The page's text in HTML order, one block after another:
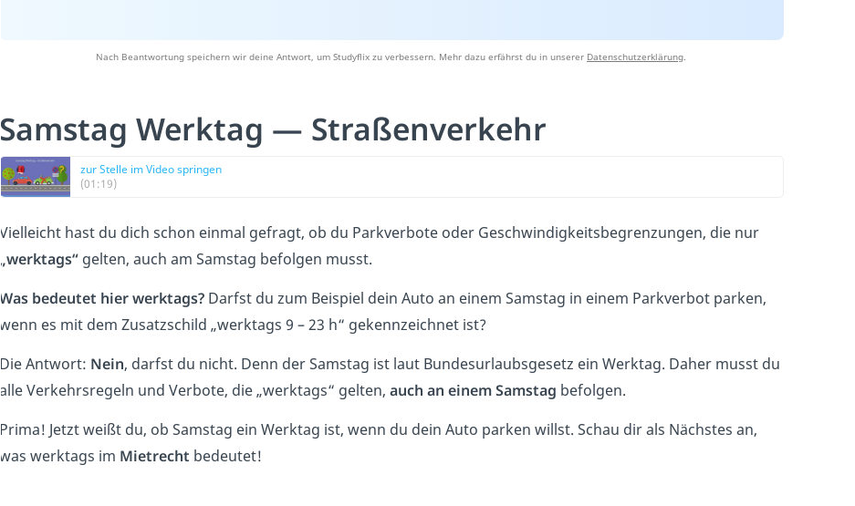
Nach Beantwortung speichern wir deine Antwort, um Studyflix zu verbessern. Mehr dazu erfährst du in unserer Datenschutzerklärung.
Samstag Werktag — Straßenverkehr
zur Stelle im Video springen
(01:19)
Vielleicht hast du dich schon einmal gefragt, ob du Parkverbote oder Geschwindigkeitsbegrenzungen, die nur
„werktags“gelten, auch am Samstag befolgen musst.
Was bedeutet hier werktags?Darfst du zum Beispiel dein Auto an einem Samstag in einem Parkverbot parken,
wenn es mit dem Zusatzschild „werktags 9 – 23 h“ gekennzeichnet ist?
Die Antwort: Nein, darfst du nicht. Denn der Samstag ist laut Bundesurlaubsgesetz ein Werktag. Daher musst du
alle Verkehrsregeln und Verbote, die „werktags“ gelten, auch an einem Samstag befolgen.
Prima! Jetzt weißt du, ob Samstag ein Werktag ist, wenn du dein Auto parken willst. Schau dir als Nächstes an,
was werktags im Mietrecht bedeutet!